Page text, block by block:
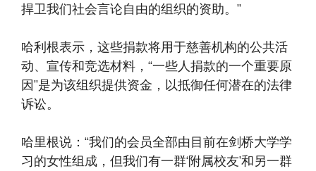
捍卫我们社会言论自由的组织的资助。”
哈利根表示，这些捐款将用于慈善机构的公共活
动、宣传和竞选材料，“一些人捐款的一个重要原
因”是为该组织提供资金，以抵御任何潜在的法律
诉讼。
哈里根说：“我们的会员全部由目前在剑桥大学学
习的女性组成，但我们有一群‘附属校友’和另一群